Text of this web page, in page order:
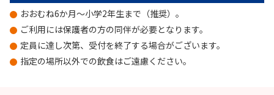
おおむね6か月〜小学2年生まで（推奨）。
ご利用には保護者の方の同伴が必要となります。
定員に達し次第、受付を終了する場合がございます。
指定の場所以外での飲食はご遠慮ください。